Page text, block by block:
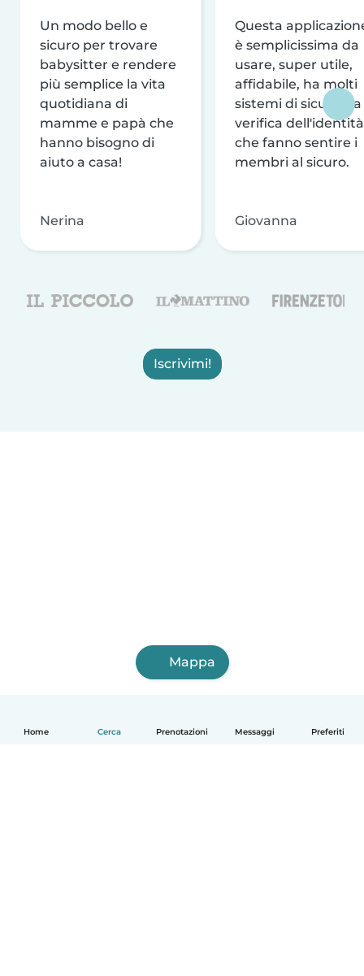
Home Cerca Prenotazioni Messaggi Preferiti
Un modo bello e
sicuro per trovare
babysitter e rendere
più semplice la vita
quotidiana di
mamme e papà che
hanno bisogno di
aiuto a casa!
Nerina
Questa
è semplicissima da
usare, super utile,
affidabile, ha molti
sistemi di sicurezza
verifica dell'identità
che fanno sentire i
membri al sicuro.
Giovanna
Iscrivimi!
Mappa